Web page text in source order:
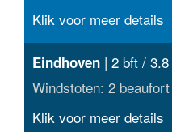
Klik voor meer details
Eindhoven | 2 bft /
Windstoten: 2
Klik voor meer details